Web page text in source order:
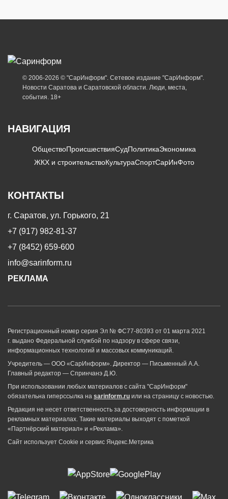
© 2006-2026 © "СарИнформ". Сетевое издание "СарИнформ".
Новости Саратова и Саратовской области. Люди, места,
события. 18+
НАВИГАЦИЯ
ОбществоПроисшествияСудПолитикаЭкономика
ЖКХ и строительствоКультураСпортСарИнФото
КОНТАКТЫ
г. Саратов, ул. Горького, 21
+7 (917) 982-81-37
+7 (8452) 659-600
info@sarinform.ru
РЕКЛАМА
Регистрационный номер серия Эл № ФС77-80393 от 01 марта 2021
г. выдано Федеральной службой по надзору в сфере связи,
информационных технологий и массовых коммуникаций.
Учредитель — ООО «СарИнформ». Директор — Письменный А.А.
Главный редактор — Спринчанэ Д.Ю.
При использовании любых материалов с сайта "СарИнформ"
обязательна гиперссылка на sarinform.ru или на страницу с новостью.
Редакция не несет ответственность за достоверность информации в
рекламных материалах. Такие материалы выходят с пометкой
«Партнёрский материал» и «Реклама».
Сайт использует Cookie и сервиc Яндекс.Метрика